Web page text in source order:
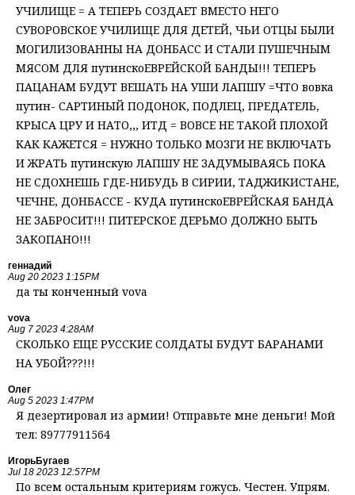
УЧИЛИЩЕ = А ТЕПЕРЬ СОЗДАЕТ ВМЕСТО НЕГО
СУВОРОВСКОЕ УЧИЛИЩЕ ДЛЯ ДЕТЕЙ, ЧЬИ ОТЦЫ БЫЛИ
МОГИЛИЗОВАННЫ НА ДОНБАСС И СТАЛИ ПУШЕЧНЫМ
МЯСОМ ДЛЯ путинскоЕВРЕЙСКОЙ БАНДЫ!!! ТЕПЕРЬ
ПАЦАНАМ БУДУТ ВЕШАТЬ НА УШИ ЛАПШУ =ЧТО вовка
путин- САРТИНЫЙ ПОДОНОК, ПОДЛЕЦ, ПРЕДАТЕЛЬ,
КРЫСА ЦРУ И НАТО,,, ИТД = ВОВСЕ НЕ ТАКОЙ ПЛОХОЙ
КАК КАЖЕТСЯ = НУЖНО ТОЛЬКО МОЗГИ НЕ ВКЛЮЧАТЬ
И ЖРАТЬ путинскую ЛАПШУ НЕ ЗАДУМЫВАЯСЬ ПОКА
НЕ СДОХНЕШЬ ГДЕ-НИБУДЬ В СИРИИ, ТАДЖИКИСТАНЕ,
ЧЕЧНЕ, ДОНБАССЕ - КУДА путинскоЕВРЕЙСКАЯ БАНДА
НЕ ЗАБРОСИТ!!! ПИТЕРСКОЕ ДЕРЬМО ДОЛЖНО БЫТЬ
ЗАКОПАНО!!!
геннадий
Aug 20 2023 1:15PM
да ты конченный vova
vova
Aug 7 2023 4:28AM
СКОЛЬКО ЕЩЕ РУССКИЕ СОЛДАТЫ БУДУТ БАРАНАМИ
НА УБОЙ???!!!
Олег
Aug 5 2023 1:47PM
Я дезертировал из армии! Отправьте мне деньги! Мой
тел: 89777911564
ИгорьБугаев
Jul 18 2023 12:57PM
По всем остальным критериям гожусь. Честен. Упрям.